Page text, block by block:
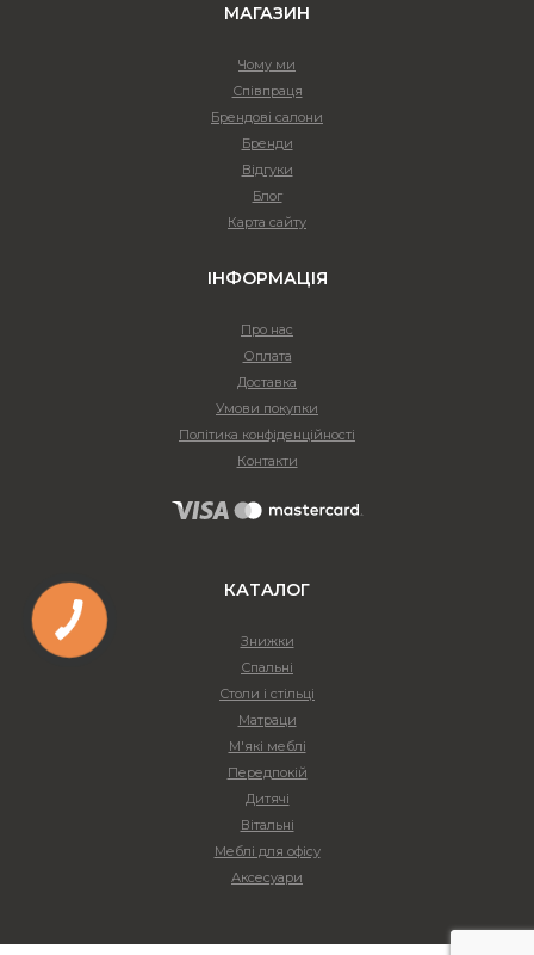
МАГАЗИН
Чому ми
Співпраця
Брендові салони
Бренди
Відгуки
Блог
Карта сайту
ІНФОРМАЦІЯ
Про нас
Оплата
Доставка
Умови покупки
Політика конфіденційності
Контакти
КАТАЛОГ
Знижки
Спальні
Столи і стільці
Матраци
М'які меблі
Передпокій
Дитячі
Вітальні
Меблі для офісу
Аксесуари